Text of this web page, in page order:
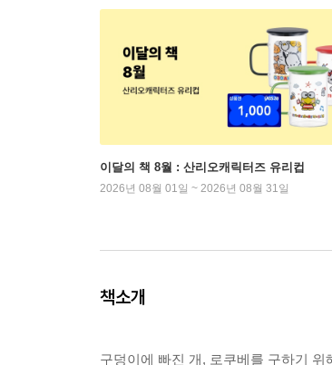
이달의 책 8월 : 산리오캐릭터즈 유리컵
2026년 08월 01일 ~ 2026년 08월 31일
책소개
구덩이에 빠진 개, 로쿠베를 구하기